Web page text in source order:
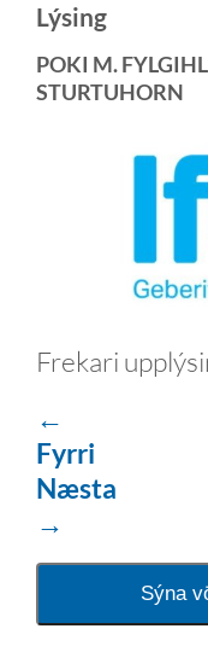
Lýsing
POKI M.
STURTUHORN
Frekari
←
Fyrri
Næsta
→
Sýna